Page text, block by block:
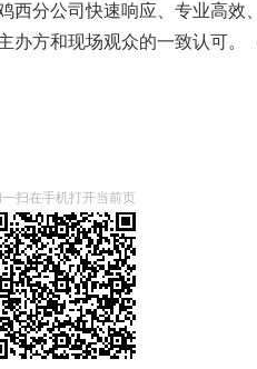
西分公司快速响应、专业高效
办方和现场观众的一致认可。
扫在手机打开当前页